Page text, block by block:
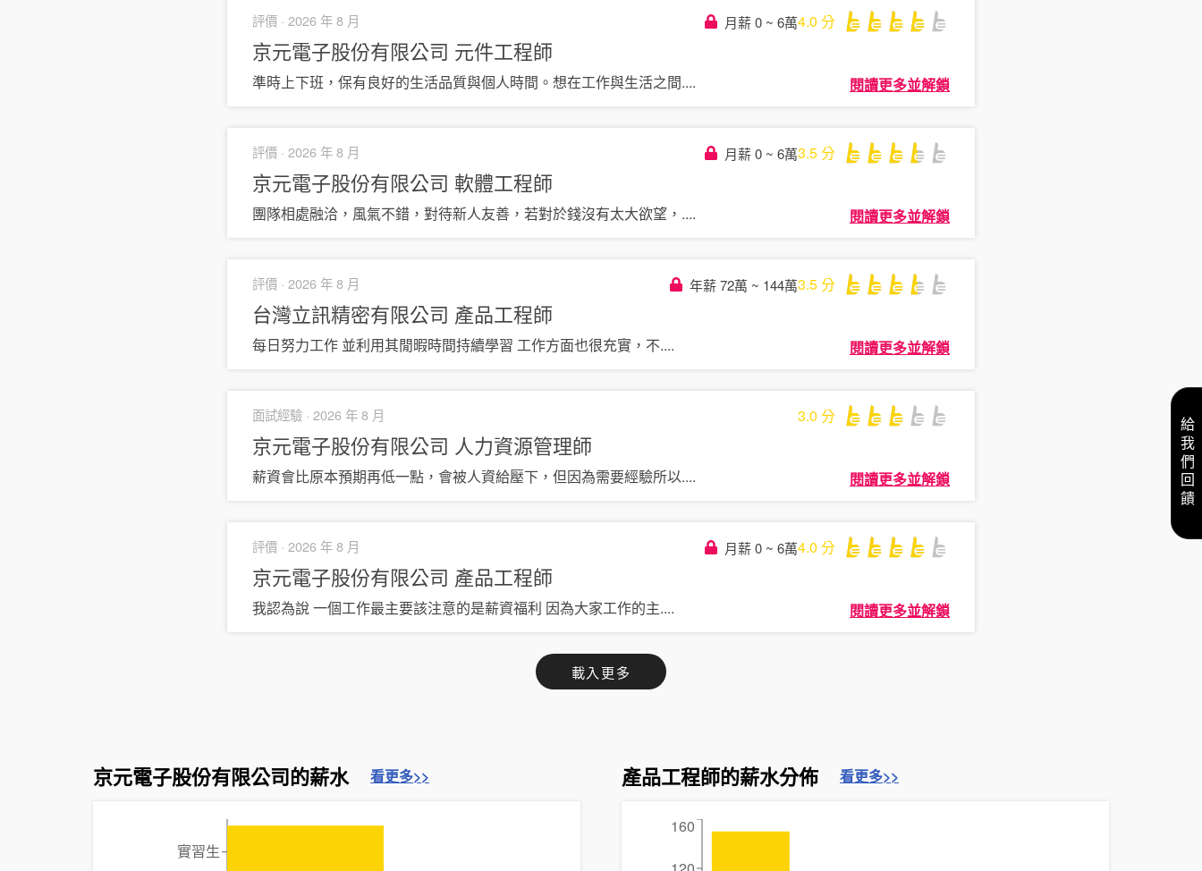
評價 · 2026 年 8 月 月薪 0 ~ 6萬4.0 分
京元電子股份有限公司 元件工程師
準時上下班，保有良好的生活品質與個人時間。想在工作與生活之間.... 閱讀更多並解鎖
評價 · 2026 年 8 月 月薪 0 ~ 6萬3.5分
京元電子股份有限公司 軟體工程師
團隊相處融洽，風氣不錯，對待新人友善，若對於錢沒有太大欲望， .... 閱讀更多並解鎖
評價 · 2026 年 8 月 年薪 72萬 ~ 144萬3.5分
台灣立訊精密有限公司 產品工程師
每日努力工作 並利用其閒暇時間持續學習 工作方面也很充實，不.... 閱讀更多並解鎖
面試經驗 · 2026 年 8 月 3.0 分
京元電子股份有限公司 人力資源管理師
薪資會比原本預期再低一點，會被人資給壓下，但因為需要經驗所以.... 閱讀更多並解鎖
評價 · 2026 年 8 月 月薪 0 ~ 6萬4.0 分
京元電子股份有限公司 產品工程師
我認為說 一個工作最主要該注意的是薪資福利 因為大家工作的主.... 閱讀更多並解鎖
載入更多
京元電子股份有限公司的薪水 看更多>>
實習生
產品工程師的薪水分佈 看更多>>
160
給我們回饋